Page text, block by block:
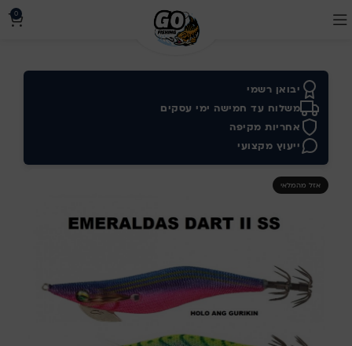
0
יבואן רשמי
משלוח עד חמישה ימי עסקים
אחריות מקיפה
ייעוץ מקצועי
אזל מהמלאי